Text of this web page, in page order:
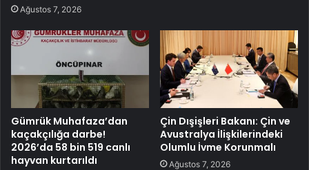
Ağustos 7, 2026
Gümrük Muhafaza’dan
kaçakçılığa darbe!
2026’da 58 bin 519 canlı
hayvan kurtarıldı
Çin Dışişleri Bakanı: Çin ve
Avustralya İlişkilerindeki
Olumlu İvme Korunmalı
Ağustos 7, 2026